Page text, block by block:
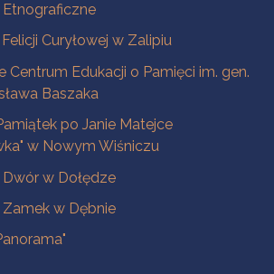
Curyłowej w Zalipiu
Centrum Edukacji o Pamięci im. gen.
Baszaka
po Janie Matejce
w Nowym Wiśniczu
w Dołędze
w Dębnie